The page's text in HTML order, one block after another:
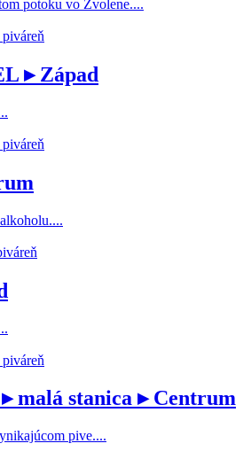
potoku vo Zvolene....
▸ Západ
▸ malá stanica ▸ Centrum
pive....